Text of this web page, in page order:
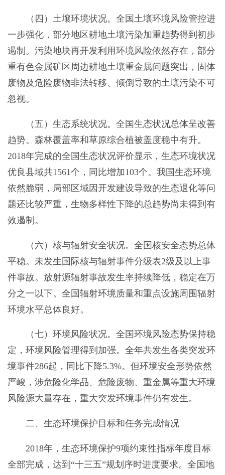
（四）土壤环境状况。全国土壤环境风险管控进
一步强化，部分地区耕地土壤污染加重趋势得到初步
遏制。污染地块再开发利用环境风险依然存在，部分
重有色金属矿区周边耕地土壤重金属问题突出，固体
废物及危险废物非法转移、倾倒导致的土壤污染不可
忽视。
（五）生态系统状况。全国生态状况总体呈改善
趋势。森林覆盖率和草原综合植被盖度稳中有升。
2018年完成的全国生态状况评价显示，生态环境状况
优良县域共1561个，同比增加103个。我国生态环境
依然脆弱，局部区域因开发建设导致的生态退化等问
题还比较严重，生物多样性下降的总趋势尚未得到有
效遏制。
（六）核与辐射安全状况。全国核安全态势总体
平稳。未发生国际核与辐射事件分级表2级及以上事
件事故。放射源辐射事故发生率持续降低，稳定在万
分之一以下。全国辐射环境质量和重点设施周围辐射
环境水平总体良好。
（七）环境风险状况。全国环境风险态势保持稳
定，环境风险管理得到加强。全年共发生各类突发环
境事件286起，同比下降5.3%。但环境安全形势依然
严峻，涉危险化学品、危险废物、重金属等重大环境
风险源大量存在，重大突发环境事件仍有发生。
二、生态环境保护目标和任务完成情况
2018年，生态环境保护9项约束性指标年度目标
全部完成，达到“十三五”规划序时进度要求。全国地